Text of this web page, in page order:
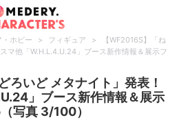
・ホビー > フィギュア >
【WF2016S】「ね
マ他「W.H.L.4.U.24」ブース新作情報＆展示フ
ろいど メタナイト」発表！
」ブース新作情報＆展示
写真 3/100）